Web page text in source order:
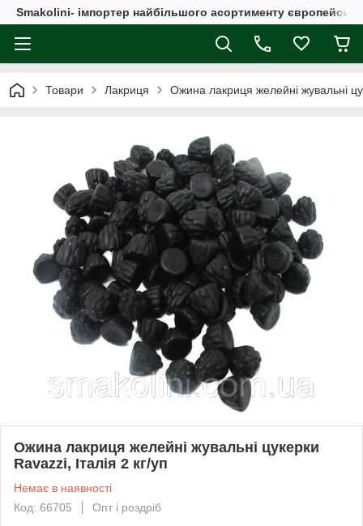
Smakolini- імпортер найбільшого асортименту
Товари Лакриця Ожина лакриця желейні жувальні
Ожина лакриця желейні жувальні цукерки
Ravazzi, Італія 2 кг/уп
Немає в наявності
Код: 66705
Опт і роздріб